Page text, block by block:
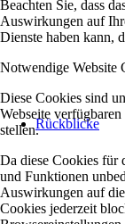
Rückblicke
Beachten Sie, dass
Auswirkungen auf
Dienste haben kann,
Notwendige Website
Diese Cookies sind
Webseite
stellen.
Da diese Cookies für
und Funktionen
Auswirkungen auf
Cookies jederzeit